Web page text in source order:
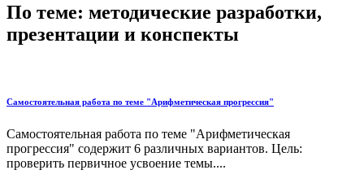
По теме: методические разработки,
презентации и конспекты
Самостоятельная работа по теме "Арифметическая прогрессия"
Самостоятельная работа по теме "Арифметическая
прогрессия" содержит 6 различных вариантов. Цель:
проверить первичное усвоение темы....